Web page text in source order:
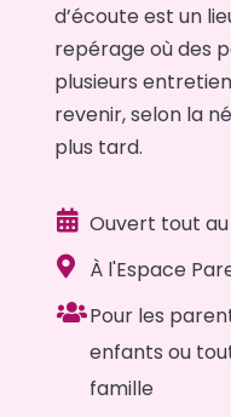
d’écoute est un
repérage où des
plusieurs
revenir, selon la
plus tard.
 Ouvert tout
 À l'Espace
Pour les
enfants ou
famille